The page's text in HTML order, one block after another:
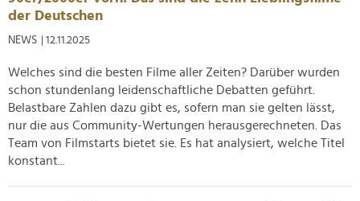
der Deutschen
NEWS | 12.11.2025
Welches sind die besten Filme aller Zeiten? Darüber wurden
schon stundenlang leidenschaftliche Debatten geführt.
Belastbare Zahlen dazu gibt es, sofern man sie gelten lässt,
nur die aus Community-Wertungen herausgerechneten. Das
Team von Filmstarts bietet sie. Es hat analysiert, welche Titel
konstant...